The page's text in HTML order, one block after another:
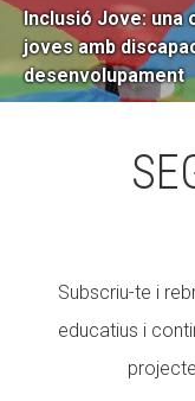
Inclusió Jove: una
joves amb
desenvolupament
Subscriu-te i
educatius i